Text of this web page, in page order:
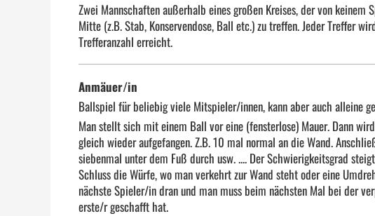
Zwei Mannschaften außerhalb eines großen Kreises, der von
Mitte (z.B. Stab, Konservendose, Ball etc.) zu treffen. Jeder Treffer
Trefferanzahl erreicht.
Anmäuer/in
Ballspiel für beliebig viele Mitspieler/innen, kann aber auch alleine
Man stellt sich mit einem Ball vor eine (fensterlose) Mauer. Dann
gleich wieder aufgefangen. Z.B. 10 mal normal an die Wand.
siebenmal unter dem Fuß durch usw. .... Der Schwierigkeitsgrad
Schluss die Würfe, wo man verkehrt zur Wand steht oder eine
nächste Spieler/in dran und man muss beim nächsten Mal bei der
erste/r geschafft hat.